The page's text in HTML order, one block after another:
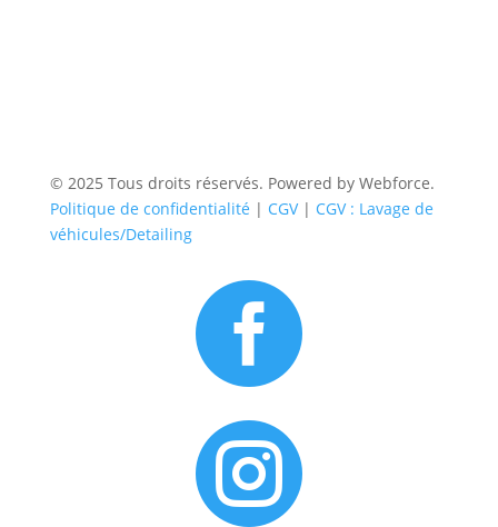
© 2025 Tous droits réservés. Powered by Webforce.
Politique de confidentialité | CGV| CGV : Lavage de
véhicules/Detailing

